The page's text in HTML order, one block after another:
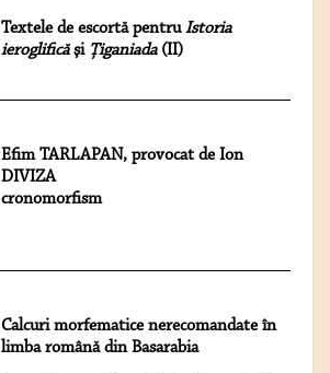
Textele de escortă pentruIstoria
ieroglificăşi Ţiganiada(II)
Efim TARLAPAN, provocat de Ion
DIVIZA
cronomorfism
Calcuri morfematice nerecomandate în
limba română din Basarabia